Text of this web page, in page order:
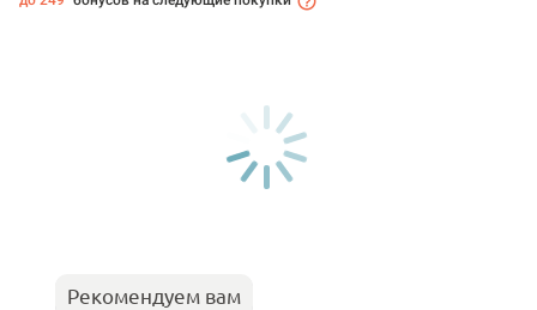
Рекомендуем вам